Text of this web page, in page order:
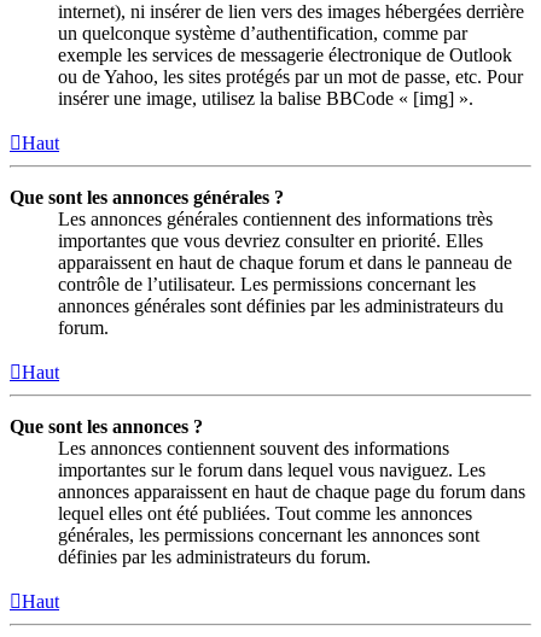
internet), ni insérer de lien vers des images hébergées derrière
un quelconque système d’authentification, comme par
exemple les services de messagerie électronique de Outlook
ou de Yahoo, les sites protégés par un mot de passe, etc. Pour
insérer une image, utilisez la balise BBCode « [img] ».
Haut
Que sont les annonces générales ?
Les annonces générales contiennent des informations très
importantes que vous devriez consulter en priorité. Elles
apparaissent en haut de chaque forum et dans le panneau de
contrôle de l’utilisateur. Les permissions concernant les
annonces générales sont définies par les administrateurs du
forum.
Haut
Que sont les annonces ?
Les annonces contiennent souvent des informations
importantes sur le forum dans lequel vous naviguez. Les
annonces apparaissent en haut de chaque page du forum dans
lequel elles ont été publiées. Tout comme les annonces
générales, les permissions concernant les annonces sont
définies par les administrateurs du forum.
Haut